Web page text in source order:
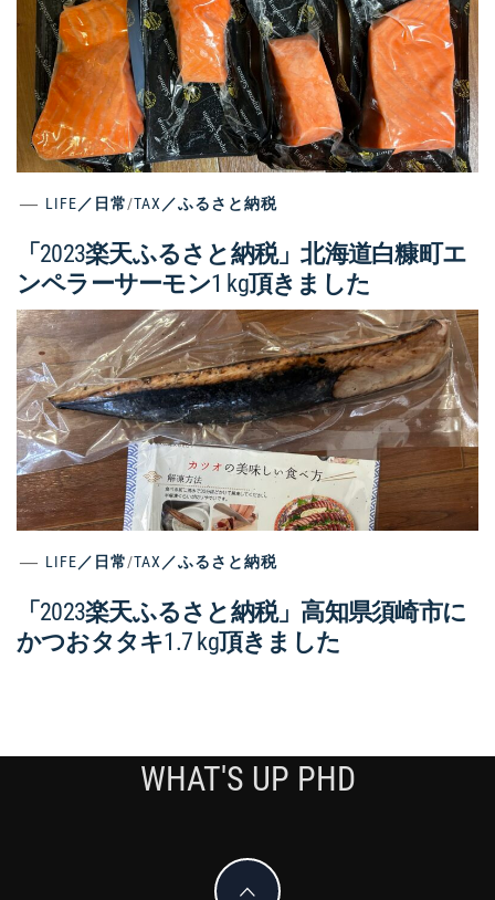
LIFE／日常/TAX／ふるさと納税
「2023楽天ふるさと納税」北海道白糠町エ
ンペラーサーモン1 kg頂きました
LIFE／日常/TAX／ふるさと納税
「2023楽天ふるさと納税」高知県須崎市に
かつおタタキ1.7 kg頂きました
WHAT'S UP PHD